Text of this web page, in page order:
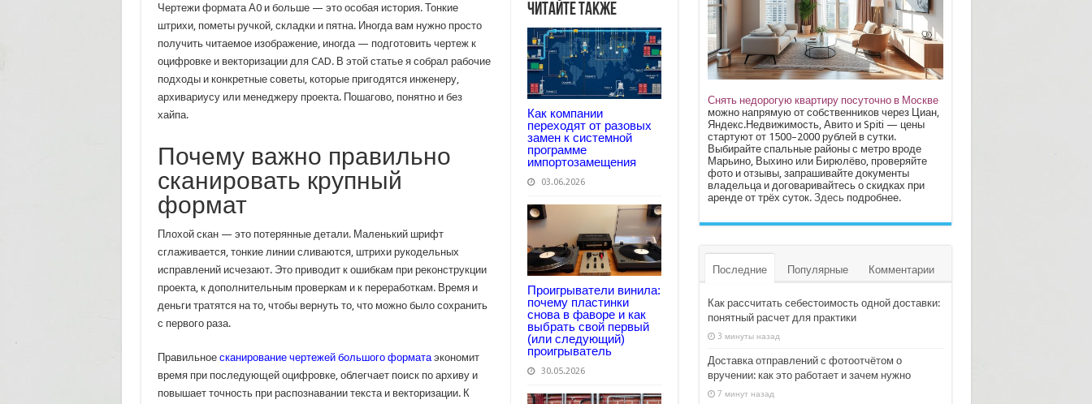
чертежей
большого
формата:
практическое
без
лишней
теории
Читайте также
Как компании
переходят от разовых
замен к системной
программе
импортозамещения
03.06.2026
Проигрыватели винила:
почему пластинки
снова в фаворе и как
выбрать свой первый
(или следующий)
проигрыватель
30.05.2026
Чертежи формата А0 и больше — это особая история. Тонкие
штрихи, пометы ручкой, складки и пятна. Иногда вам нужно просто
получить читаемое изображение, иногда — подготовить чертеж к
оцифровке и векторизации для CAD. В этой статье я собрал рабочие
подходы и конкретные советы, которые пригодятся инженеру,
архивариусу или менеджеру проекта. Пошагово, понятно и без
хайпа.
Почему важно правильно
сканировать крупный
формат
Плохой скан — это потерянные детали. Маленький шрифт
сглаживается, тонкие линии сливаются, штрихи рукодельных
исправлений исчезают. Это приводит к ошибкам при реконструкции
проекта, к дополнительным проверкам и к переработкам. Время и
деньги тратятся на то, чтобы вернуть то, что можно было сохранить
с первого раза.
Правильное сканирование чертежей большого форматаэкономит
время при последующей оцифровке, облегчает поиск по архиву и
повышает точность при распознавании текста и векторизации. К
Снять недорогую квартиру посуточно в Москве
можно напрямую от собственников через Циан,
Яндекс.Недвижимость, Авито и Spiti — цены
стартуют от 1500–2000 рублей в сутки.
Выбирайте спальные районы с метро вроде
Марьино, Выхино или Бирюлёво, проверяйте
фото и отзывы, запрашивайте документы
владельца и договаривайтесь о скидках при
аренде от трёх суток. Здесьподробнее.
Последние Популярные Комментарии
Как рассчитать себестоимость одной доставки:
понятный расчет для практики
3 минуты назад
Доставка отправлений с фотоотчётом о
вручении: как это работает и зачем нужно
7 минут назад